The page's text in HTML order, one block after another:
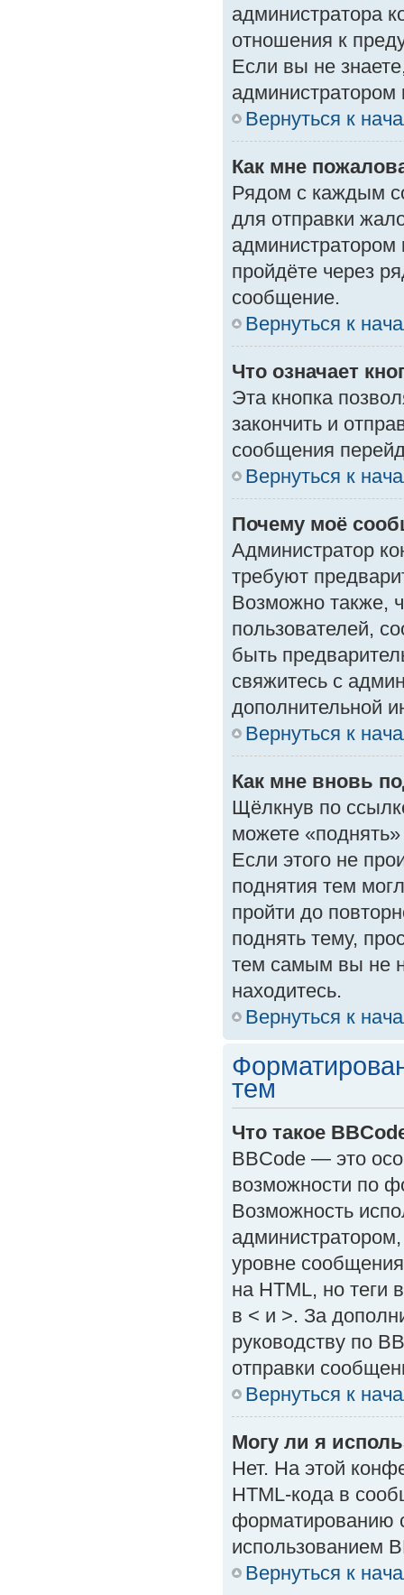
администратора
отношения к
Если вы не
Вернуться к
Как мне
Рядом с каждым
для отправки
пройдёте через
сообщение.
Вернуться к
Что означает
Эта кнопка
закончить и
сообщения
Вернуться к
Почему моё
Администратор
требуют
Возможно также,
пользователей,
быть
свяжитесь с
дополнительной
Вернуться к
Как мне вновь
Щёлкнув по
можете
Если этого не
поднятия тем
пройти до
поднять тему,
тем самым вы не
находитесь.
Вернуться к
тем
Что такое
BBCode — это
возможности по
Возможность
уровне
на HTML, но теги
в < и >. За
руководству по
отправки
Вернуться к
Могу ли я
Нет. На этой
HTML-кода в
форматированию
использованием
Вернуться к